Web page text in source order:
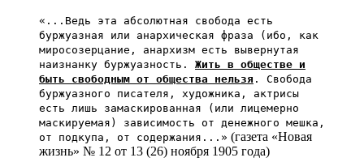
«...Ведь эта абсолютная свобода есть
буржуазная или анархическая фраза (ибо, как
миросозерцание, анархизм есть вывернутая
наизнанку буржуазность. Жить в обществе и
быть свободным от общества нельзя . Свобода
буржуазного писателя, художника, актрисы
есть лишь замаскированная (или лицемерно
маскируемая) зависимость от денежного мешка,
от подкупа, от содержания...» (газета «Новая
жизнь» № 12 от 13 (26) ноября 1905 года)